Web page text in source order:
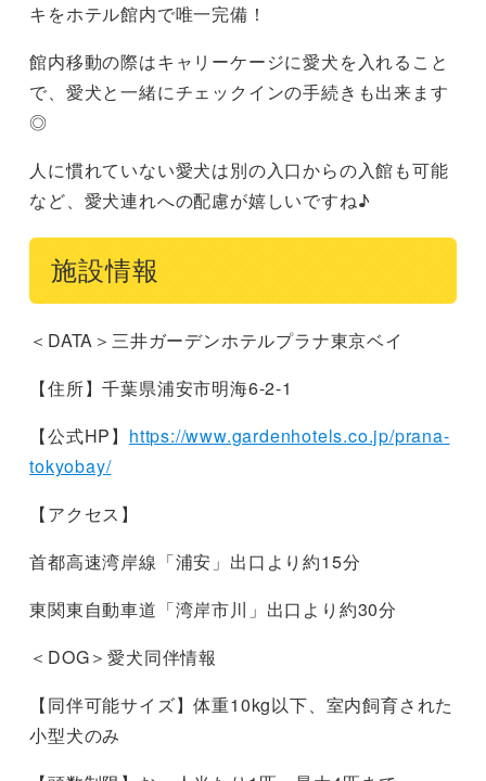
キをホテル館内で唯一完備！
館内移動の際はキャリーケージに愛犬を入れること
で、愛犬と一緒にチェックインの手続きも出来ます
◎
人に慣れていない愛犬は別の入口からの入館も可能
など、愛犬連れへの配慮が嬉しいですね♪
施設情報
＜DATA＞三井ガーデンホテルプラナ東京ベイ
【住所】千葉県浦安市明海6-2-1
【公式HP】 https://www.gardenhotels.co.jp/prana-
tokyobay/
【アクセス】
首都高速湾岸線「浦安」出口より約15分
東関東自動車道「湾岸市川」出口より約30分
＜DOG＞愛犬同伴情報
【同伴可能サイズ】体重10kg以下、室内飼育された
小型犬のみ